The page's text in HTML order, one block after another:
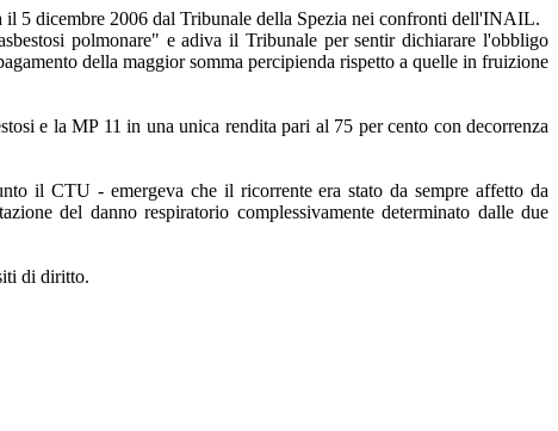
il 5 dicembre 2006 dal Tribunale della Spezia nei confronti dell'INAIL.
polmonare" e adiva il Tribunale per sentir dichiarare l'obbligo
della maggior somma percipienda rispetto a quelle in fruizione
e la MP 11 in una unica rendita pari al 75 per cento con decorrenza
il CTU - emergeva che il ricorrente era stato da sempre affetto da
del danno respiratorio complessivamente determinato dalle due
di diritto.